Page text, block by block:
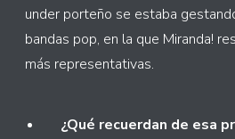
under porteño se estaba
bandas pop, en la que Miranda!
más representativas.
¿Qué recuerdan de esa